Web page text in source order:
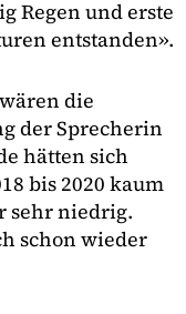
Regen und erste
entstanden».
die
der Sprecherin
hätten sich
bis 2020 kaum
sehr niedrig.
schon wieder